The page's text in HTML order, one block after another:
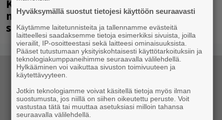
Kent mainittu, ja syystä: kovassa
nosteessa olevan ruotsalaisyhtye
saapuu Suomeen
Hyväksymällä suostut tietojesi käyttöön seuraavasti
Käytämme laitetunnisteita ja tallennamme evästeitä
laitteellesi saadaksemme tietoja esimerkiksi sivuista, joilla
vierailit, IP-osoitteestasi sekä laitteesi ominaisuuksista.
Pääset tutustumaan yksityiskohtaisesti käyttötarkoituksiin ja
teknologiakumppaneihimme seuraavalla välilehdellä.
Hylkääminen voi vaikuttaa sivuston toimivuuteen ja
käytettävyyteen.
Jotkin teknologiamme voivat käsitellä tietoja myös ilman
suostumusta, jos niillä on siihen oikeutettu peruste. Voit
vastustaa tätä tai muuttaa asetuksiasi milloin tahansa
seuraavalla välilehdellä.